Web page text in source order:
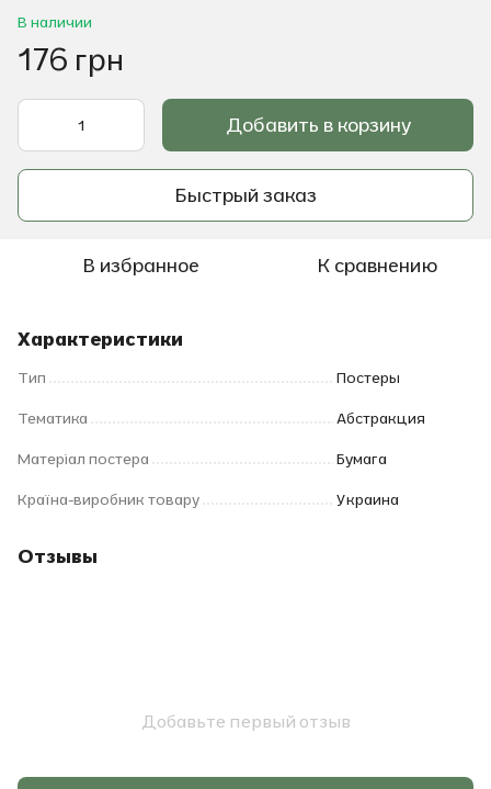
В наличии
176 грн
Добавить в корзину
Быстрый заказ
В избранное К сравнению
Характеристики
Тип Постеры
Тематика Абстракция
Матеріал постера Бумага
Країна-виробник товару Украина
Отзывы
Добавьте первый отзыв